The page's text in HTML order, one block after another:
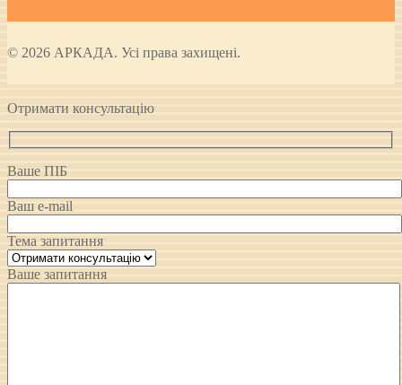
© 2026 АРКАДА. Усі права захищені.
Отримати консультацію
Ваше ПІБ
Ваш e-mail
Тема запитання
Ваше запитання